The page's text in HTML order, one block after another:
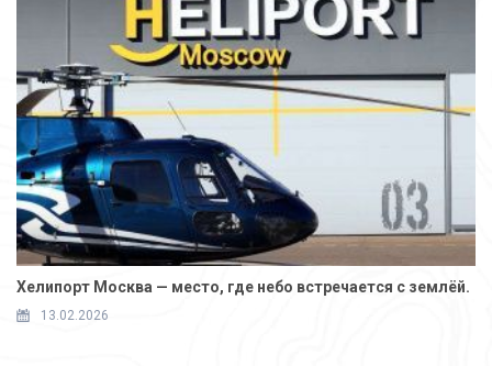
Хелипорт Москва — место, где небо встречается с землёй.
13.02.2026